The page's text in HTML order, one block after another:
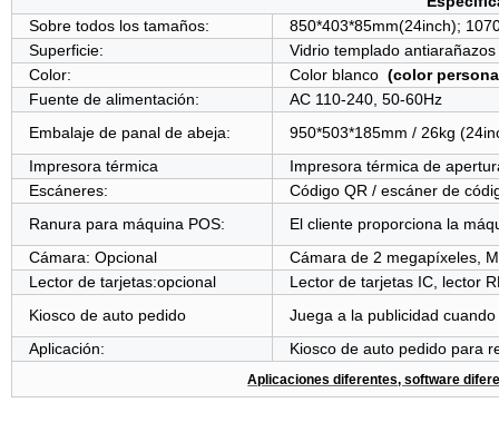
Sobre todos los tamaños:
850*403*85mm(24inch);
Superficie:
Vidrio templado antiarañazos
Color:
Color blanco (color
Fuente de alimentación:
AC 110-240, 50-60Hz
Embalaje de panal de abeja:
950*503*185mm / 26kg
Impresora térmica
Impresora térmica de
Escáneres:
Código QR / escáner de
Ranura para máquina POS:
El cliente proporciona la
Cámara: Opcional
Cámara de 2 megapíxeles,
Lector de tarjetas:opcional
Lector de tarjetas IC, lector
Kiosco de auto pedido
Juega a la publicidad
Aplicación:
Kiosco de auto pedido para
Aplicaciones diferentes, software